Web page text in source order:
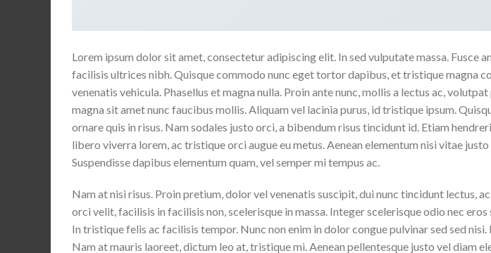
Lorem ipsum dolor sit amet, consectetur adipiscing elit. In sed vulputate massa. Fusce
facilisis ultrices nibh. Quisque commodo nunc eget tortor dapibus, et tristique magna
venenatis vehicula. Phasellus et magna nulla. Proin ante nunc, mollis a lectus ac,
magna sit amet nunc faucibus mollis. Aliquam vel lacinia purus, id tristique ipsum.
ornare quis in risus. Nam sodales justo orci, a bibendum risus tincidunt id. Etiam
libero viverra lorem, ac tristique orci augue eu metus. Aenean elementum nisi vitae
Suspendisse dapibus elementum quam, vel semper mi tempus ac.
Nam at nisi risus. Proin pretium, dolor vel venenatis suscipit, dui nunc tincidunt lectus,
orci velit, facilisis in facilisis non, scelerisque in massa. Integer scelerisque odio nec
In tristique felis ac facilisis tempor. Nunc non enim in dolor congue pulvinar sed sed
Nam at mauris laoreet, dictum leo at, tristique mi. Aenean pellentesque justo vel diam